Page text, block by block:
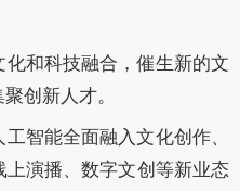
和科技融合，催生新的文
创新人才。
智能全面融入文化创作、
演播、数字文创等新业态